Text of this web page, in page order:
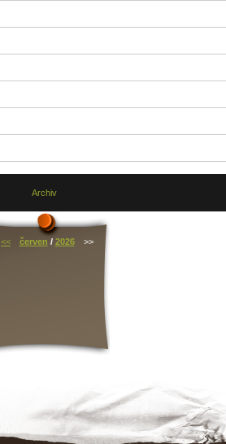
Archiv
<< červen / 2026 >>